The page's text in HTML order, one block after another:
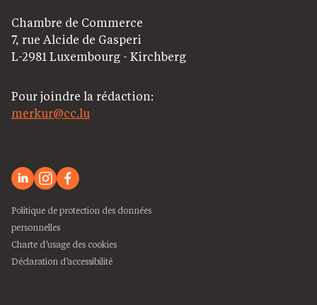
Chambre de Commerce
7, rue Alcide de Gasperi
L-2981 Luxembourg - Kirchberg
Pour joindre la rédaction:
merkur@cc.lu
Politique de protection des données
personnelles
Charte d’usage des cookies
Déclaration d’accessibilité